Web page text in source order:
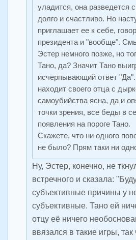
уладится, она разведется
долго и счастливо. Но
приглашает ее к себе,
президента и "вообще".
Эстер немного позже, но
Тано, да? Значит Тано
исчерпывающий ответ
находит своего отца с
самоубийства ясна, да и
точки зрения, все беды в
появления на пороге Тано.
Скажете, что ни одного
не было? Прям таки ни
Ну, Эстер, конечно, не
встречного и сказала:
субъективные причины у
субъективные. Тано ей
отцу её ничего
ввязался в такие игры,